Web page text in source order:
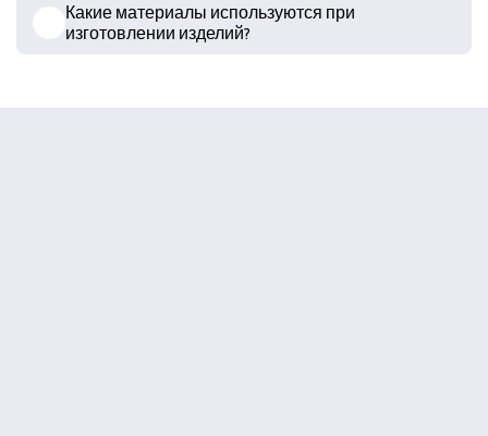
Какие материалы используются при
изготовлении изделий?